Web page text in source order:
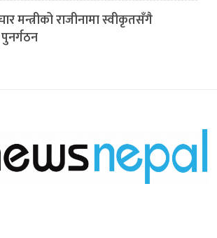
मन्त्रीको राजीनामा स्वीकृतसँगै
पुनर्गठन